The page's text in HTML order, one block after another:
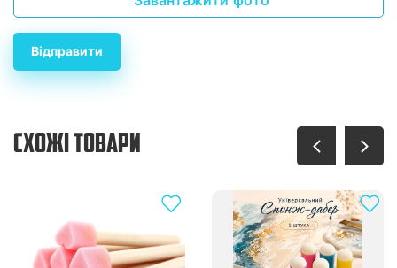
Відправити
СХОЖІ ТОВАРИ